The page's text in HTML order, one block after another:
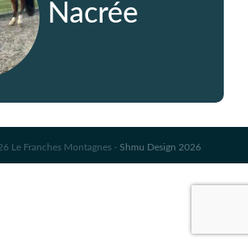
Nacrée
Le Franches Montagnes - Shmu Design 2026